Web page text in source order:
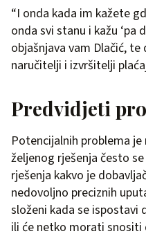
“I onda kada im kažete
onda svi stanu i kažu ‘pa
objašnjava vam Dlačić,
naručitelji i izvršitelji
Predvidjeti
Potencijalnih problema
željenog rješenja često
rješenja kakvo je
nedovoljno preciznih
složeni kada se ispostavi
ili će netko morati